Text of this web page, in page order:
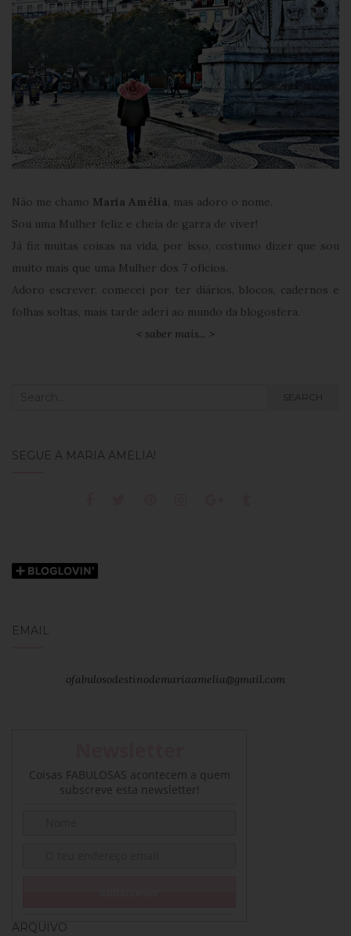
Não me chamo Maria Amélia, mas adoro o nome.
Sou uma Mulher feliz e cheia de garra de viver!
Já fiz muitas coisas na vida, por isso, costumo dizer que sou
muito mais que uma Mulher dos 7 ofícios.
Adoro escrever, comecei por ter diários, blocos, cadernos e
folhas soltas, mais tarde aderi ao mundo da blogosfera.
< saber mais... >
SEARCH
SEGUE A MARIA AMÉLIA!
EMAIL
ofabulosodestinodemariaamelia@gmail.com
Coisas FABULOSAS acontecem a quem
subscreve esta newsletter!
ARQUIVO